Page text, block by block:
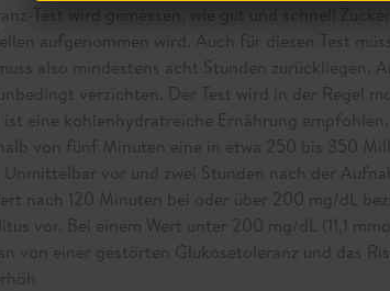
Test wird gemessen, wie gut und schnell
aufgenommen wird. Auch für diesen Test
also mindestens acht Stunden zurückliegen.
verzichten. Der Test wird in der Regel
eine kohlenhydratreiche Ernährung
von fünf Minuten eine in etwa 250 bis 350
vor und zwei Stunden nach der
nach 120 Minuten bei oder über 200 mg/dL
vor. Bei einem Wert unter 200 mg/dL (11,1
von einer gestörten Glukosetoleranz und das